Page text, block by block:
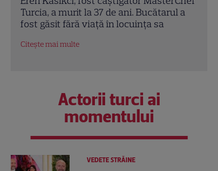
Reuniuni”. Ce se întâmplă când se
întâlnesc din nou cu Radu Vâlcan
Citește mai multe
Actorii turci ai
momentului
VEDETE STRĂINE